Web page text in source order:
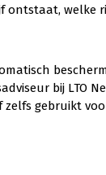
welke
bij LTO
gebruikt